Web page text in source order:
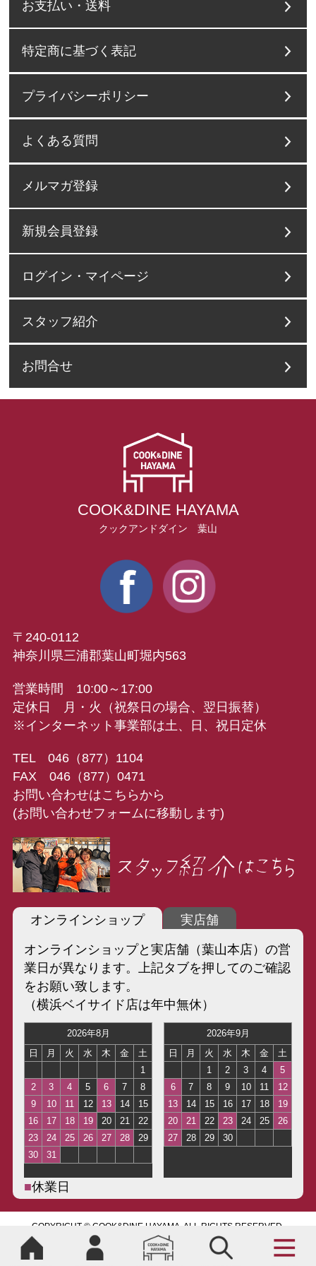
お支払い・送料
特定商に基づく表記
プライバシーポリシー
よくある質問
メルマガ登録
新規会員登録
ログイン・マイページ
スタッフ紹介
お問合せ
COOK&DINE HAYAMA
クックアンドダイン 葉山
〒240-0112
神奈川県三浦郡葉山町堀内563
営業時間 10:00～17:00
定休日 月・火（祝祭日の場合、翌日振替）
※インターネット事業部は土、日、祝日定休
TEL 046（877）1104
FAX 046（877）0471
お問い合わせはこちらから
(お問い合わせフォームに移動します)
オンラインショップ 実店舗
オンラインショップと実店舗（葉山本店）の営
業日が異なります。上記タブを押してのご確認
をお願い致します。
（横浜ベイサイド店は年中無休）
■休業日
COPYRIGHT © COOK&DINE HAYAMA, ALL RIGHTS RESERVED.